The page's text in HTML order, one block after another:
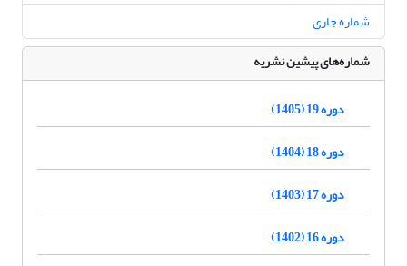
شماره جاری
شماره‌های پیشین نشریه
دوره 19 (1405)
دوره 18 (1404)
دوره 17 (1403)
دوره 16 (1402)